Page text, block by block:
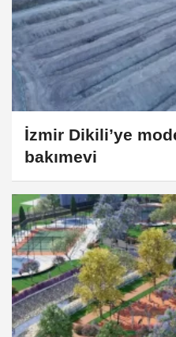
İzmir Dikili’ye
bakımevi